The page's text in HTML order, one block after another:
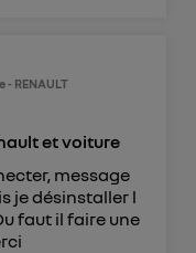
- RENAULT
et voiture
message
je désinstaller l
faut il faire une